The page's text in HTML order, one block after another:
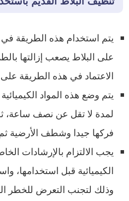
يتم استخدام هذه الطريقة
على البلاط يصعب إزالتها
الاعتماد في هذه الطريقة على
يتم وضع هذه المواد
لمدة لا تقل عن نصف ساعة،
فركها جيدا وشطف الأرضية
يجب الالتزام بالإرشادات
الكيميائية قبل استخدامها،
وذلك لتجنب التعرض للخطر